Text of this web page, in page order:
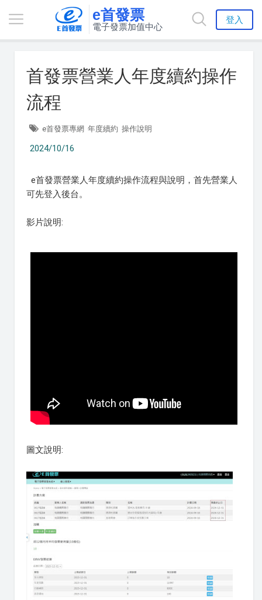
e首發票
電子發票加值中心
登入
首發票營業人年度續約操作
流程
e首發票專網 年度續約 操作說明
2024/10/16
e首發票營業人年度續約操作流程與說明，首先營業人
可先登入後台。
影片說明:
圖文說明: